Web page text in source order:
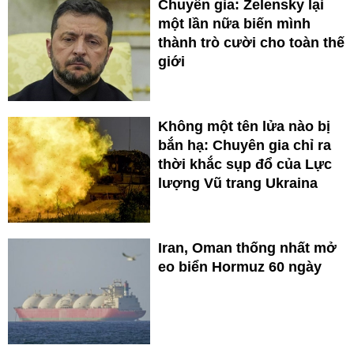
Chuyên gia: Zelensky lại
một lần nữa biến mình
thành trò cười cho toàn thế
giới
Không một tên lửa nào bị
bắn hạ: Chuyên gia chỉ ra
thời khắc sụp đổ của Lực
lượng Vũ trang Ukraina
Iran, Oman thống nhất mở
eo biển Hormuz 60 ngày